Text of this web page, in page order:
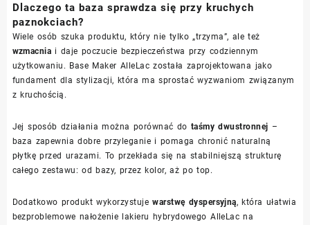
Dlaczego ta baza sprawdza się przy kruchych
paznokciach?
Wiele osób szuka produktu, który nie tylko „trzyma”, ale też
wzmacnia i daje poczucie bezpieczeństwa przy codziennym
użytkowaniu. Base Maker AlleLac została zaprojektowana jako
fundament dla stylizacji, która ma sprostać wyzwaniom związanym
z kruchością.
Jej sposób działania można porównać do taśmy dwustronnej –
baza zapewnia dobre przyleganie i pomaga chronić naturalną
płytkę przed urazami. To przekłada się na stabilniejszą strukturę
całego zestawu: od bazy, przez kolor, aż po top.
Dodatkowo produkt wykorzystujewarstwę dyspersyjną, która ułatwia
bezproblemowe nałożenie lakieru hybrydowego AlleLac na